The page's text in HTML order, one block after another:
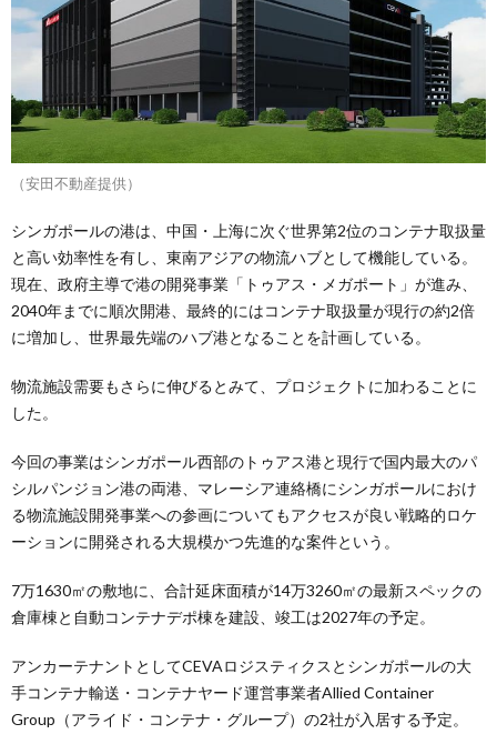
（安田不動産提供）
シンガポールの港は、中国・上海に次ぐ世界第2位のコンテナ取扱量
と高い効率性を有し、東南アジアの物流ハブとして機能している。
現在、政府主導で港の開発事業「トゥアス・メガポート」が進み、
2040年までに順次開港、最終的にはコンテナ取扱量が現行の約2倍
に増加し、世界最先端のハブ港となることを計画している。
物流施設需要もさらに伸びるとみて、プロジェクトに加わることに
した。
今回の事業はシンガポール西部のトゥアス港と現行で国内最大のパ
シルパンジョン港の両港、マレーシア連絡橋にシンガポールにおけ
る物流施設開発事業への参画についてもアクセスが良い戦略的ロケ
ーションに開発される大規模かつ先進的な案件という。
7万1630㎡の敷地に、合計延床面積が14万3260㎡の最新スペックの
倉庫棟と自動コンテナデポ棟を建設、竣工は2027年の予定。
アンカーテナントとしてCEVAロジスティクスとシンガポールの大
手コンテナ輸送・コンテナヤード運営事業者Allied Container
Group（アライド・コンテナ・グループ）の2社が入居する予定。